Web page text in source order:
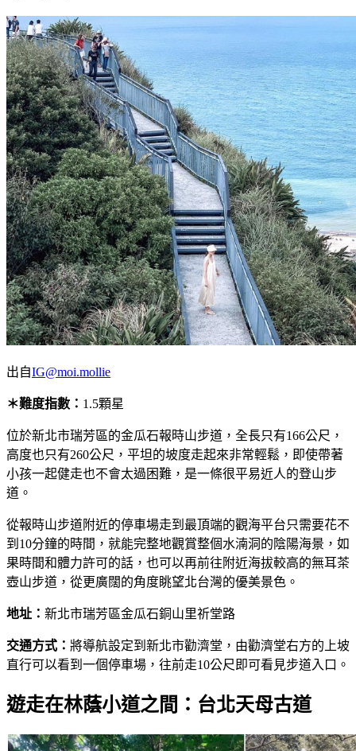
出自IG@moi.mollie
＊難度指數： 1.5顆星
位於新北市瑞芳區的金瓜石報時山步道，全長只有166公尺，
高度也只有260公尺，平坦的坡度走起來非常輕鬆，即使帶著
小孩一起健走也不會太過困難，是一條很平易近人的登山步
道。
從報時山步道附近的停車場走到最頂端的觀海平台只需要花不
到10分鐘的時間，就能完整地觀賞整個水湳洞的陰陽海景，如
果時間和體力許可的話，也可以再前往附近海拔較高的無耳茶
壺山步道，從更廣闊的角度眺望北台灣的優美景色。
地址： 新北市瑞芳區金瓜石銅山里祈堂路
交通方式： 將導航設定到新北市勸濟堂，由勸濟堂右方的上坡
直行可以看到一個停車場，往前走10公尺即可看見步道入口。
遊走在林蔭小道之間：台北天母古道